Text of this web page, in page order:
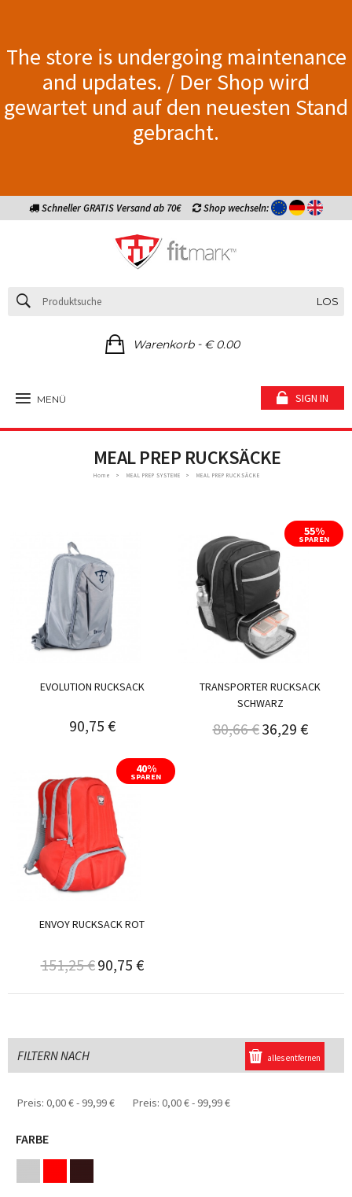
The store is undergoing maintenance
and updates. / Der Shop wird
gewartet und auf den neuesten Stand
gebracht.
Schneller GRATIS Versand ab 70€ Shop wechseln:
LOS
Warenkorb- € 0.00
MENÜ SIGN IN
MEAL PREP RUCKSÄCKE
Home MEAL PREP SYSTEME MEAL PREP RUCKSÄCKE
EVOLUTION RUCKSACK
90,75 €
55%
SPAREN
TRANSPORTER RUCKSACK
SCHWARZ
80,66 €36,29 €
40%
SPAREN
ENVOY RUCKSACK ROT
151,25 €90,75 €
FILTERN NACH
Preis: 0,00 € - 99,99 € Preis: 0,00 € - 99,99 €
alles entfernen
FARBE